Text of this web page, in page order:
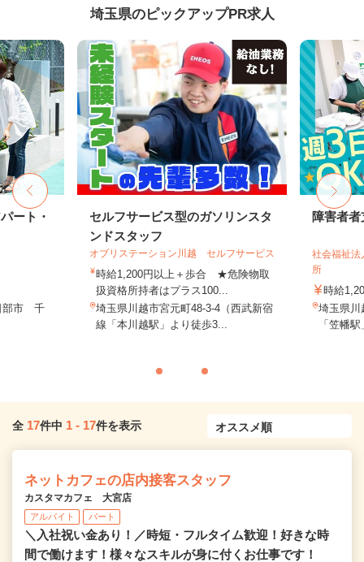
埼玉県のピックアップPR求人
ート・
部市 千
セルフサービス型のガソリンスタ
ンドスタッフ
オブリステーション川越 セルフサービス
時給1,200円以上＋歩合 ★危険物取
扱資格所持者はプラス100...
埼玉県川越市宮元町48-3-4（西武新宿
線「本川越駅」より徒歩3...
障害者
社会福祉
所
時給
埼玉県川
「笠幡
全 17件中 1 - 17件を表示
ネットカフェの店内接客スタッフ
カスタマカフェ 大宮店
アルバイト パート
＼入社祝い金あり！／時短・フルタイム歓迎！好きな時
間で働けます！様々なスキルが身に付くお仕事です！